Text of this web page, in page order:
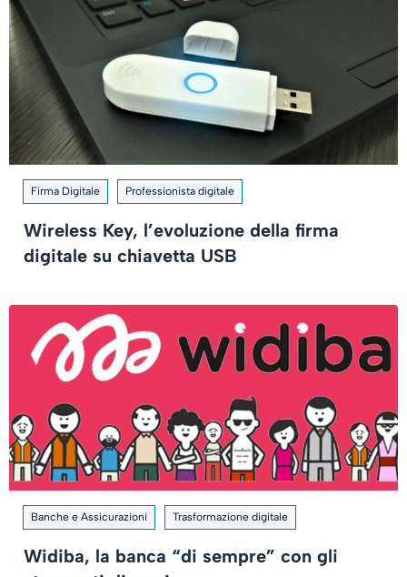
Firma Digitale Professionista digitale
Wireless Key, l’evoluzione della firma
digitale su chiavetta USB
Banche e Assicurazioni Trasformazione digitale
Widiba, la banca “di sempre” con gli